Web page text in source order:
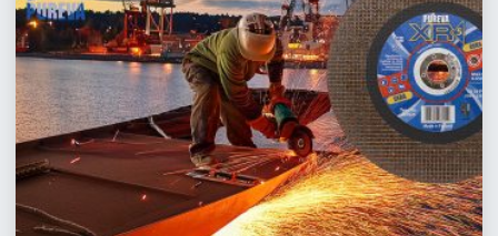
XR5
ceramic
cutting
disc
serie